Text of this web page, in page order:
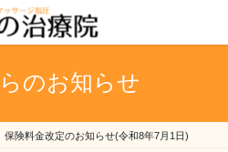
のお知らせ
保険料金改定のお知らせ(令和8年7月1日)